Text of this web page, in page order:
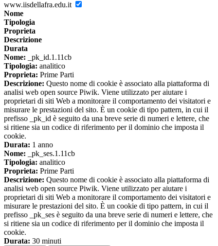
www.iisdellafra.edu.it
Nome
Tipologia
Proprieta
Descrizione
Durata
Nome: _pk_id.1.11cb
Tipologia: analitico
Proprieta: Prime Parti
Descrizione: Questo nome di cookie è associato alla piattaforma di
analisi web open source Piwik. Viene utilizzato per aiutare i
proprietari di siti Web a monitorare il comportamento dei visitatori e
misurare le prestazioni del sito. È un cookie di tipo pattern, in cui il
prefisso _pk_id è seguito da una breve serie di numeri e lettere, che
si ritiene sia un codice di riferimento per il dominio che imposta il
cookie.
Durata: 1 anno
Nome: _pk_ses.1.11cb
Tipologia: analitico
Proprieta: Prime Parti
Descrizione: Questo nome di cookie è associato alla piattaforma di
analisi web open source Piwik. Viene utilizzato per aiutare i
proprietari di siti Web a monitorare il comportamento dei visitatori e
misurare le prestazioni del sito. È un cookie di tipo pattern, in cui il
prefisso _pk_ses è seguito da una breve serie di numeri e lettere, che
si ritiene sia un codice di riferimento per il dominio che imposta il
cookie.
Durata: 30 minuti